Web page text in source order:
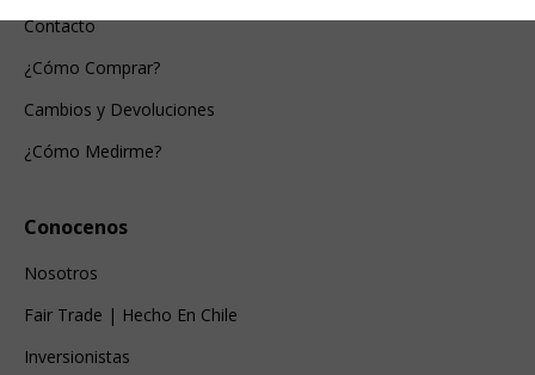
Contacto
¿Cómo Comprar?
Cambios y Devoluciones
¿Cómo Medirme?
Conocenos
Nosotros
Fair Trade | Hecho En Chile
Inversionistas